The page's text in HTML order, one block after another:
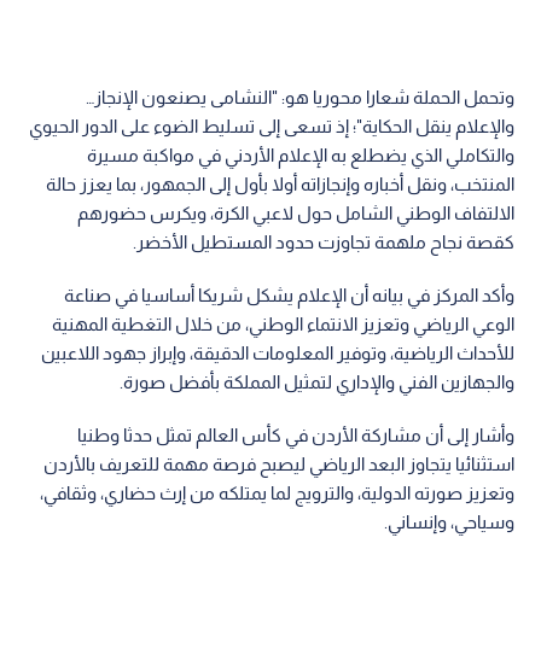
وتحمل الحملة شعارا محوريا هو: "النشامى يصنعون الإنجاز…
والإعلام ينقل الحكاية"؛ إذ تسعى إلى تسليط الضوء على الدور الحيوي
والتكاملي الذي يضطلع به الإعلام الأردني في مواكبة مسيرة
المنتخب، ونقل أخباره وإنجازاته أولا بأول إلى الجمهور، بما يعزز حالة
الالتفاف الوطني الشامل حول لاعبي الكرة، ويكرس حضورهم
كقصة نجاح ملهمة تجاوزت حدود المستطيل الأخضر.
وأكد المركز في بيانه أن الإعلام يشكل شريكا أساسيا في صناعة
الوعي الرياضي وتعزيز الانتماء الوطني، من خلال التغطية المهنية
للأحداث الرياضية، وتوفير المعلومات الدقيقة، وإبراز جهود اللاعبين
والجهازين الفني والإداري لتمثيل المملكة بأفضل صورة.
وأشار إلى أن مشاركة الأردن في كأس العالم تمثل حدثا وطنيا
استثنائيا يتجاوز البعد الرياضي ليصبح فرصة مهمة للتعريف بالأردن
وتعزيز صورته الدولية، والترويج لما يمتلكه من إرث حضاري، وثقافي،
وسياحي، وإنساني.